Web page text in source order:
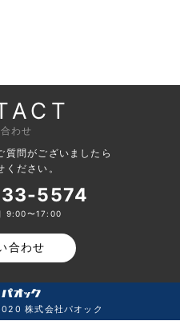
わせ
質問がございましたら
ください。
5574
9:00〜17:00
合わせ
株式会社パオック